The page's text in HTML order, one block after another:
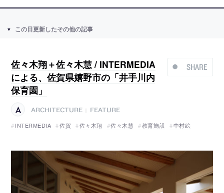
この日更新したその他の記事
SHARE
佐々木翔＋佐々木慧 / INTERMEDIA
による、佐賀県嬉野市の「井手川内
保育園」
ARCHITECTURE
FEATURE
INTERMEDIA
佐賀 佐々木翔 佐々木慧 教育施設 中村絵